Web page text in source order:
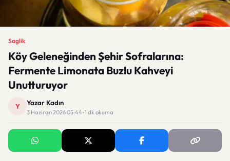
Saglik
Köy Geleneğinden Şehir Sofralarına:
Fermente Limonata Buzlu Kahveyi
Unutturuyor
Y Yazar Kadın
3 Haziran 2026 05:44 · 1 dk okuma